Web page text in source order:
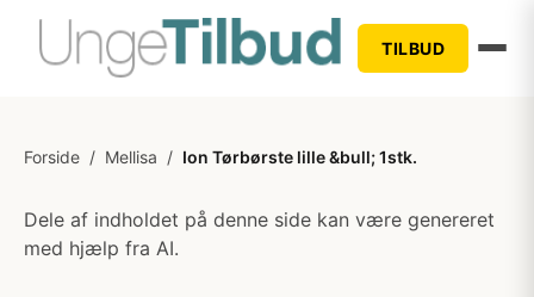
TILBUD
Forside / Mellisa / Ion Tørbørste lille &bull; 1stk.
Dele af indholdet på denne side kan være genereret
med hjælp fra AI.